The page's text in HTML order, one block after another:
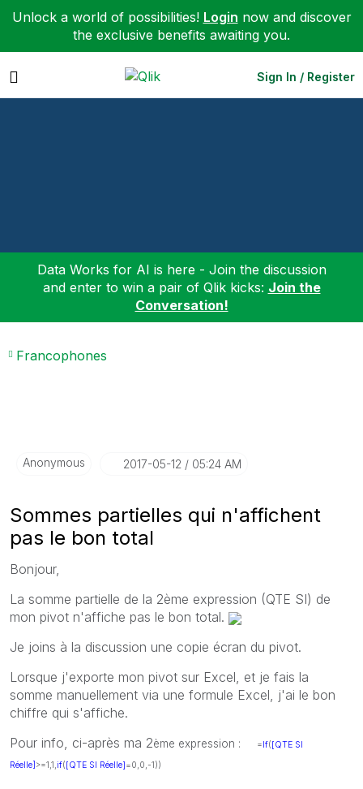
Unlock a world of possibilities! Login now and discover
the exclusive benefits awaiting you.
Expand Sign In / Register
Data Works for AI is here - Join the discussion
and enter to win a pair of Qlik kicks: Join the
Conversation!
Francophones
Anonymous ‎2017-05-12 05:24 AM
Sommes partielles qui n'affichent
pas le bon total
Bonjour,
La somme partielle de la 2ème expression (QTE SI) de
mon pivot n'affiche pas le bon total.
Je joins à la discussion une copie écran du pivot.
Lorsque j'exporte mon pivot sur Excel, et je fais la
somme manuellement via une formule Excel, j'ai le bon
chiffre qui s'affiche.
Pour info, ci-après ma 2ème expression : = If( [QTE SI
Réelle] >=1,1,if( [QTE SI Réelle] =0,0,-1))